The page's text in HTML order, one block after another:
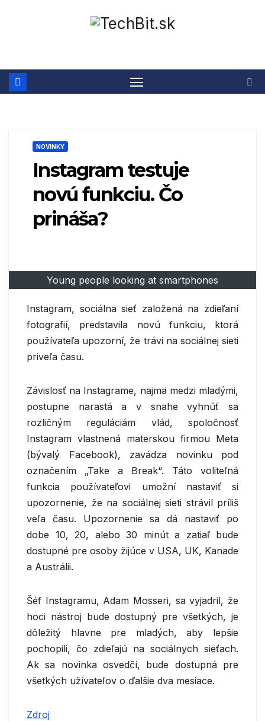
NOVINKY
Instagram testuje
novú funkciu. Čo
prináša?
Young people looking at smartphones
Instagram, sociálna sieť založená na zdieľaní
fotografií, predstavila novú funkciu, ktorá
používateľa upozorní, že trávi na sociálnej sieti
priveľa času.
Závislosť na Instagrame, najmä medzi mladými,
postupne narastá a v snahe vyhnúť sa
rozličným reguláciám vlád, spoločnosť
Instagram vlastnená materskou firmou Meta
(bývalý Facebook), zavádza novinku pod
označením „Take a Break“. Táto voliteľná
funkcia používateľovi umožní nastaviť si
upozornenie, že na sociálnej sieti strávil príliš
veľa času. Upozornenie sa dá nastaviť po
dobe 10, 20, alebo 30 minút a zatiaľ bude
dostupné pre osoby žijúce v USA, UK, Kanade
a Austrálii.
Šéf Instagramu, Adam Mosseri, sa vyjadril, že
hoci nástroj bude dostupný pre všetkých, je
dôležitý hlavne pre mladých, aby lepšie
pochopili, čo zdieľajú na sociálnych sieťach.
Ak sa novinka osvedčí, bude dostupná pre
všetkých užívateľov o ďalšie dva mesiace.
Zdroj